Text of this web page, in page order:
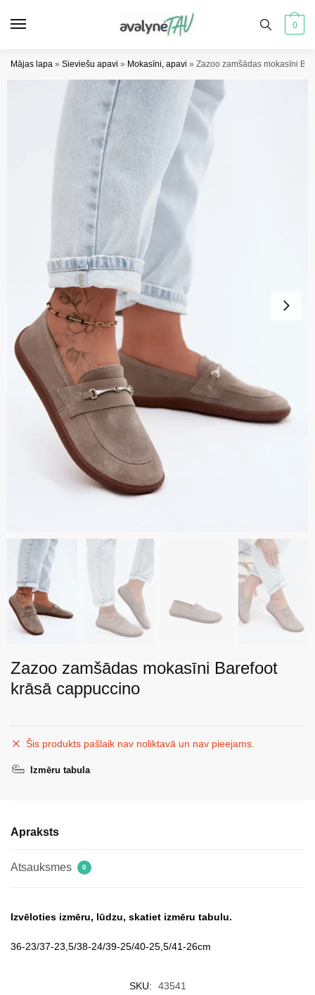
0
Mājas lapa » Sieviešu apavi » Mokasīni, apavi » Zazoo zamšādas mokasīni
Zazoo zamšādas mokasīni Barefoot
krāsā cappuccino
Šis produkts pašlaik nav noliktavā un nav pieejams.
Izmēru tabula
Apraksts
Atsauksmes 0
Izvēloties izmēru, lūdzu, skatiet izmēru tabulu.
36-23/37-23,5/38-24/39-25/40-25,5/41-26cm
SKU:
43541